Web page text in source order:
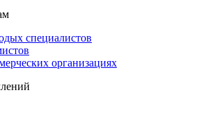
специалистов
организациях